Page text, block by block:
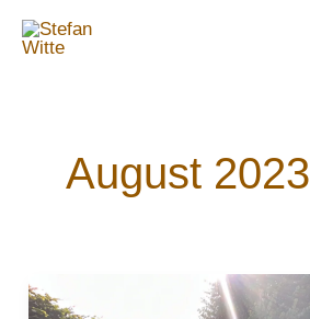
Zum
Inhalt
August 2023